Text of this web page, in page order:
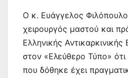
Ο κ. Ευάγγελος
χειρουργός μαστού και
Ελληνικής Αντικαρκινικής
στον «Ελεύθερο Τύπο»
που δόθηκε έχει